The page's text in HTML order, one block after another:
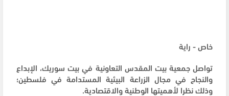
خاص - راية
تواصل جمعية بيت المقدس التعاونية في بيت سوريك، الإبداع
والنجاح في مجال الزراعة البيئية المستدامة في فلسطين؛
وذلك نظرا لأهميتها الوطنية والاقتصادية.